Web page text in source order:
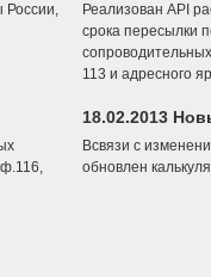
России,
Реализован API
срока пересылки
113 и адресного
18.02.2013
Всвязи с
обновлен